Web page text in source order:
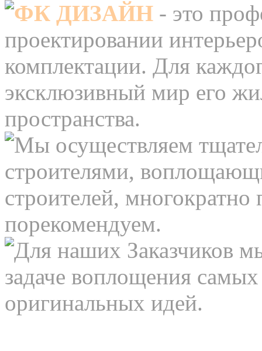
ФК ДИЗАЙН - это
проектировании
комплектации. Для
эксклюзивный мир его
пространства.
Мы осуществляем
строителями,
строителей,
порекомендуем.
Для наших Заказчиков
задаче воплощения
оригинальных идей.